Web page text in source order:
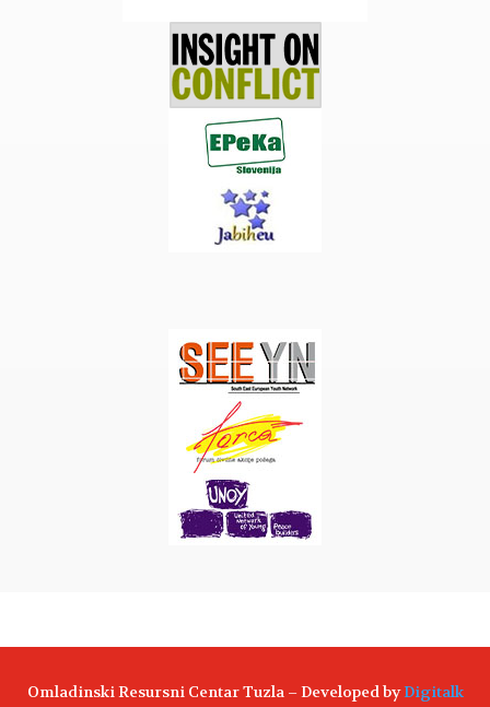
Omladinski Resursni Centar Tuzla – Developed byDigitalk